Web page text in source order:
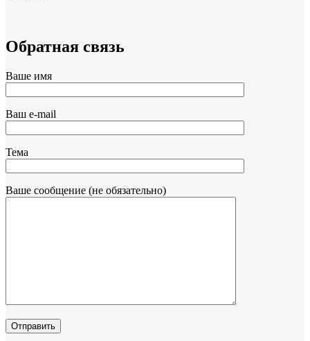
Обратная связь
Ваше имя
Ваш e-mail
Тема
Ваше сообщение (не обязательно)